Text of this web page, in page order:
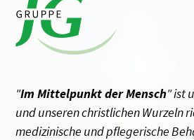
"Im Mittelpunkt der Mensch" ist
und unseren christlichen Wurzeln
medizinische und pflegerische